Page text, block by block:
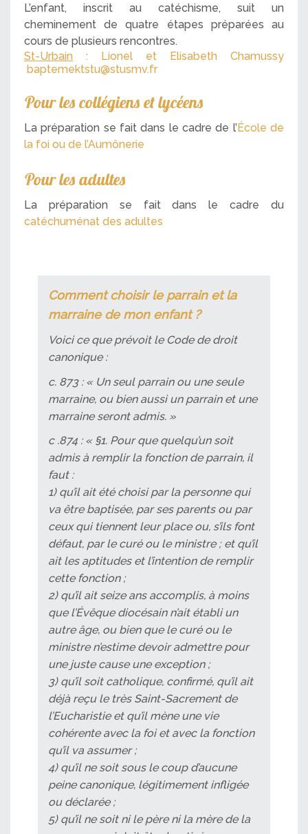
L’enfant, inscrit au catéchisme, suit un
cheminement de quatre étapes préparées au
cours de plusieurs rencontres.
St-Urbain : Lionel et Elisabeth Chamussy
baptemektstu@stusmv.fr
Pour les collégiens et lycéens
La préparation se fait dans le cadre de l’École de
la foi ou de l’Aumônerie
Pour les adultes
La préparation se fait dans le cadre du
catéchuménat des adultes
Comment choisir le parrain et la
marraine de mon enfant ?
Voici ce que prévoit le Code de droit
canonique :
c. 873 : « Un seul parrain ou une seule
marraine, ou bien aussi un parrain et une
marraine seront admis. »
c .874 : « §1. Pour que quelqu’un soit
admis à remplir la fonction de parrain, il
faut :
1) qu’il ait été choisi par la personne qui
va être baptisée, par ses parents ou par
ceux qui tiennent leur place ou, s’ils font
défaut, par le curé ou le ministre ; et qu’il
ait les aptitudes et l’intention de remplir
cette fonction ;
2) qu’il ait seize ans accomplis, à moins
que l’Évêque diocésain n’ait établi un
autre âge, ou bien que le curé ou le
ministre n’estime devoir admettre pour
une juste cause une exception ;
3) qu’il soit catholique, confirmé, qu’il ait
déjà reçu le très Saint-Sacrement de
l’Eucharistie et qu’il mène une vie
cohérente avec la foi et avec la fonction
qu’il va assumer ;
4) qu’il ne soit sous le coup d’aucune
peine canonique, légitimement infligée
ou déclarée ;
5) qu’il ne soit ni le père ni la mère de la